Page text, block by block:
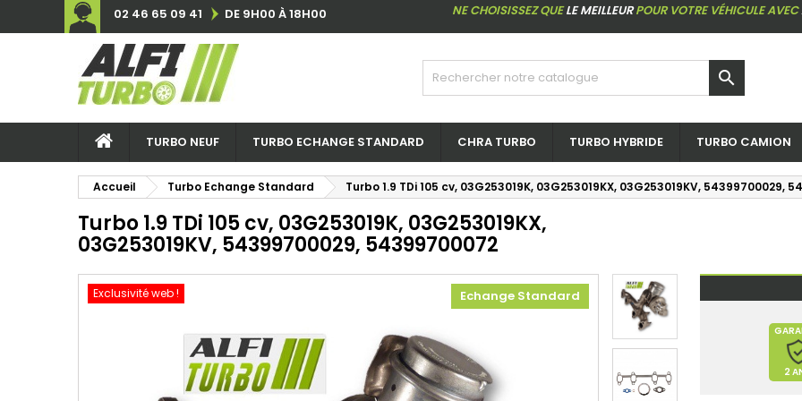
02 46 65 09 41 DE 9H00 À 18H00 NE CHOISISSEZ QUELE MEILLEURPOUR VOTRE VÉHICULE AVEC

TURBO NEUF TURBO ECHANGE STANDARD CHRA TURBO TURBO HYBRIDE TURBO CAMION
Accueil Turbo Echange Standard Turbo 1.9 TDi 105 cv, 03G253019K, 03G253019KX, 03G253019KV, 54399700029,
Turbo 1.9 TDi 105 cv, 03G253019K, 03G253019KX,
03G253019KV, 54399700029, 54399700072
Exclusivité web ! Echange Standard
2